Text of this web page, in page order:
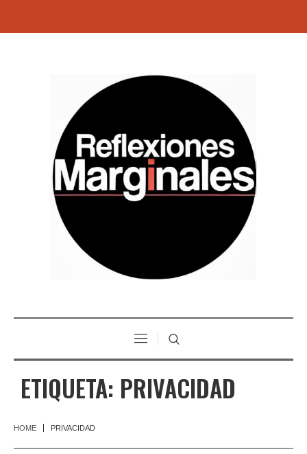
ETIQUETA: PRIVACIDAD
HOME PRIVACIDAD